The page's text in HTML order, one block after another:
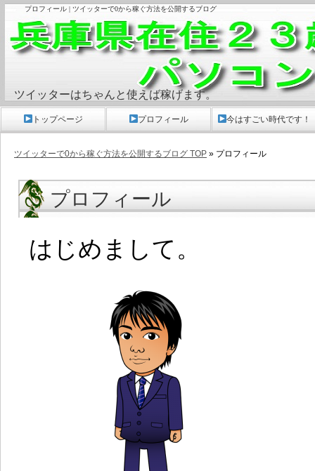
プロフィール | ツイッターで0から稼ぐ方法を公開するブログ
プロフィール
はじめまして。
ツイッターで0から稼ぐ方法を公開するブログ TOP » プロフィール
ツイッターはちゃんと使えば稼げます。
トップページ プロフィール 今はすごい時代です！